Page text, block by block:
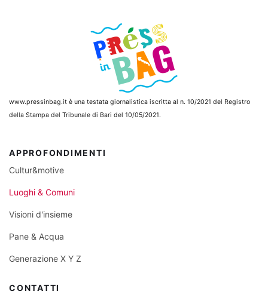
www.pressinbag.it è una testata giornalistica iscritta al n. 10/2021 del Registro
della Stampa del Tribunale di Bari del 10/05/2021.
APPROFONDIMENTI
Cultur&motive
Luoghi & Comuni
Visioni d'insieme
Pane & Acqua
Generazione X Y Z
CONTATTI